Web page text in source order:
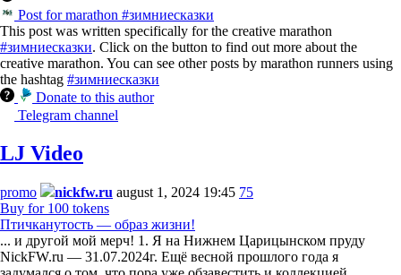
Post for marathon #зимниесказки
This post was written specifically for the creative marathon
#зимниесказки. Click on the button to find out more about the
creative marathon. You can see other posts by marathon runners using
the hashtag #зимниесказки
Donate to this author
Telegram channel
LJ Video
promo nickfw.ru august 1, 2024 19:45 75
Buy for 100 tokens
Птичканутость — образ жизни!
... и другой мой мерч! 1. Я на Нижнем Царицынском пруду
NickFW.ru — 31.07.2024г. Ещё весной прошлого года я